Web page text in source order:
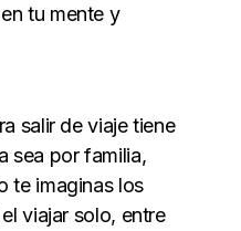
tu mente y
salir de viaje tiene
sea por familia,
te imaginas los
viajar solo, entre